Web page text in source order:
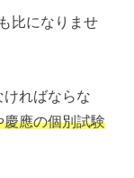
比になりませ
ければならな
慶應の個別試験